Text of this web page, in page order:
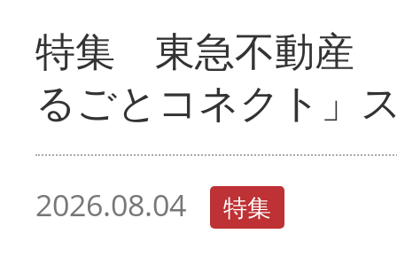
特集 東急不動産
るごとコネクト」
2026.08.04 特集